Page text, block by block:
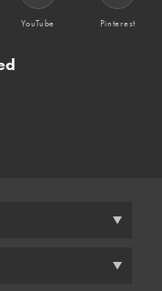
YouTube Pinterest